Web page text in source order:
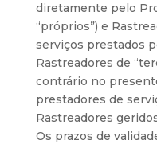
diretamente pelo
“próprios”) e
serviços prestados
Rastreadores de
contrário no
prestadores de
Rastreadores
Os prazos de